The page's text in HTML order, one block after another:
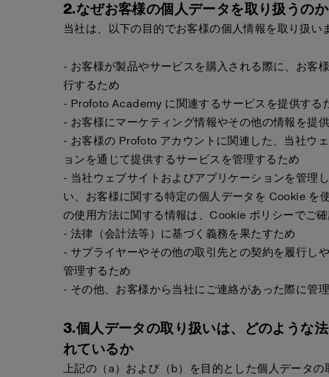
2.なぜお客様の個人データを取り扱うのか
当社は、以下の目的でお客様の個人情報を取り扱い
- お客様が製品やサービスを購入される際に、お客
行するため
- Profoto Academy に関連するサービスを提供する
- お客様にマーケティング情報やその他の情報を提
- お客様の Profoto アカウントに関連した、当社ウ
ョンを通じて提供するサービスを管理するため
- 当社ウェブサイトおよびアプリケーションを管理
い、お客様に関する特定の個人データを Cookie を
の使用方法に関する情報は、Cookie ポリシーでご確
- 法律（会計法等）に基づく義務を果たすため
- サプライヤーやその他の取引先との契約を履行し
管理するため
- その他、お客様から当社にご連絡があった際に管
3.個人データの取り扱いは、どのような
れているか
上記の（a）および（b）を目的とした個人データ